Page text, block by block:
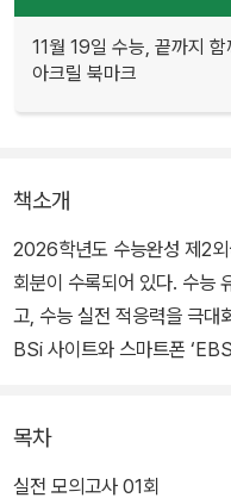
11월 19일 수능, 끝까지
아크릴 북마크
책소개
2026학년도 수능완성 제2
회분이 수록되어 있다. 수능
고, 수능 실전 적응력을 극대
BSi 사이트와 스마트폰
목차
실전 모의고사 01회